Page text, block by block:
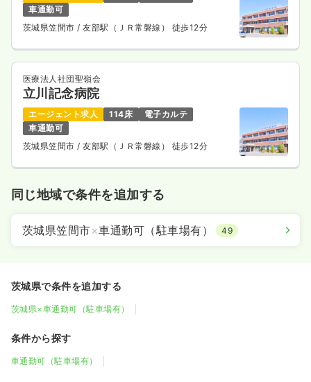
車通勤可
茨城県笠間市/ 友部駅（ＪＲ常磐線） 徒歩12分
医療法人社団聖嶺会
立川記念病院
エージェント求人 114床
電子カルテ
車通勤可
茨城県笠間市/ 友部駅（ＪＲ常磐線） 徒歩12分
同じ地域で条件を追加する
茨城県笠間市×車通勤可（駐車場有） 49
茨城県で条件を追加する
茨城県×車通勤可（駐車場有）
条件から探す
車通勤可（駐車場有）